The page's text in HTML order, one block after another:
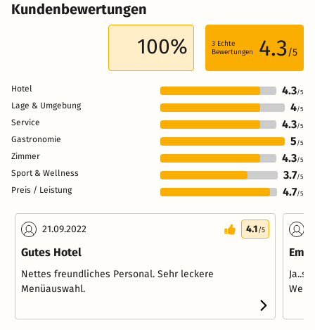
Kundenbewertungen
100% 3 Echte
Bewertungen
4.3/5
Hotel 4.3/5
Lage & Umgebung 4/5
Service 4.3/5
Gastronomie 5 /5
Zimmer 4.3/5
Sport & Wellness 3.7/5
Preis / Leistung 4.7/5
21.09.2022 4.1/5
Gutes Hotel
Nettes freundliches Personal. Sehr leckere
Menüauswahl.